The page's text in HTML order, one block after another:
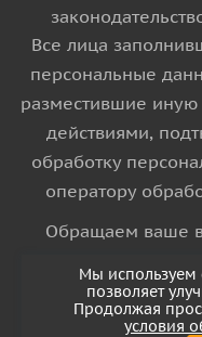
Все лица
персональные
разместившие
действиями,
обработку
оператору
Обращаем ваше
условиях
Мы используем
позволяет
Продолжая
условия